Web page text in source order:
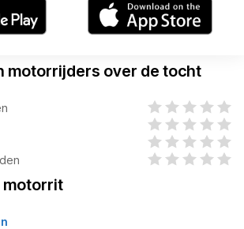
motorrijders over de tocht
motorrit